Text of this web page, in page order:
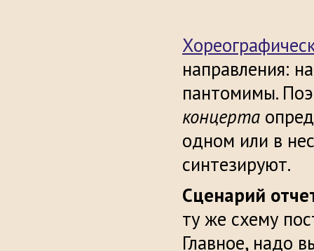
направления:
пантомимы.
концерта
одном или в
синтезируют.
Сценарий
ту же схему
Главное, надо